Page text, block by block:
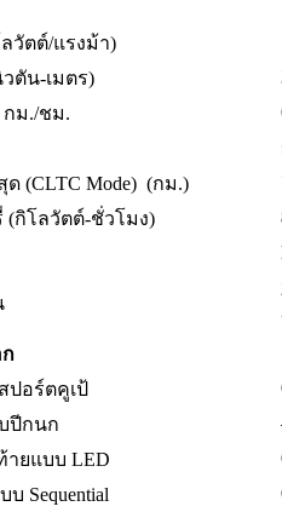
วัตต์/แรงม้า)
ตัน-เมตร)
กม./ชม.
ด (CLTC Mode) (กม.)
(กิโลวัตต์-ชั่วโมง)
อร์ตคูเป้
ปีกนก
ยแบบ LED
Sequential